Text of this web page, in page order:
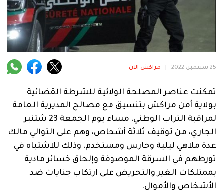
آراء25 سبتمبر، 2022 مراكش الآن
تمكنت عناصر المصلحة الولائية للشرطة القضائية
بولاية أمن مراكش بتنسيق مع مصالح المديرية العامة
لمراقبة التراب الوطني، مساء يوم الجمعة 23 شتنبر
الجاري، من توقيف ثلاثة أشخاص، وهم على التوالي مالك
عدة ملاهي ليلية وحارس ومستخدم، وذلك للاشتباه في
تورطهم في السرقة الموصوفة وإلحاق خسائر مادية
بممتلكات الغير والتحريض على ارتكاب جنايات ضد
الأشخاص والأموال.